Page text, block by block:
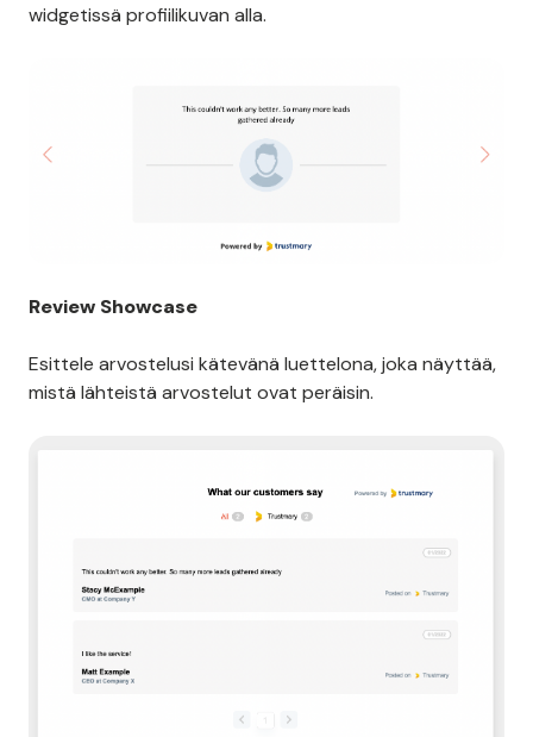
widgetissä profiilikuvan alla.
Review Showcase
Esittele arvostelusi kätevänä luettelona, joka näyttää,
mistä lähteistä arvostelut ovat peräisin.